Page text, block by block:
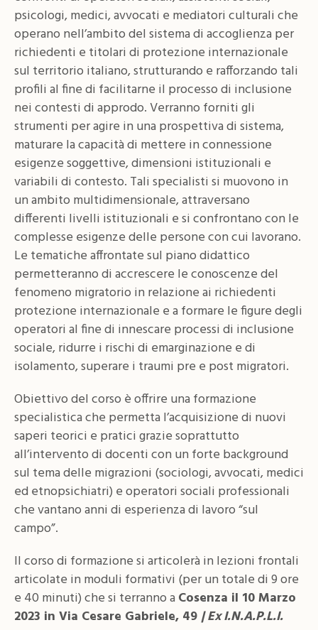
psicologi, medici, avvocati e mediatori culturali che
operano nell’ambito del sistema di accoglienza per
richiedenti e titolari di protezione internazionale
sul territorio italiano, strutturando e rafforzando tali
profili al fine di facilitarne il processo di inclusione
nei contesti di approdo. Verranno forniti gli
strumenti per agire in una prospettiva di sistema,
maturare la capacità di mettere in connessione
esigenze soggettive, dimensioni istituzionali e
variabili di contesto. Tali specialisti si muovono in
un ambito multidimensionale, attraversano
differenti livelli istituzionali e si confrontano con le
complesse esigenze delle persone con cui lavorano.
Le tematiche affrontate sul piano didattico
permetteranno di accrescere le conoscenze del
fenomeno migratorio in relazione ai richiedenti
protezione internazionale e a formare le figure degli
operatori al fine di innescare processi di inclusione
sociale, ridurre i rischi di emarginazione e di
isolamento, superare i traumi pre e post migratori.
Obiettivo del corso è offrire una formazione
specialistica che permetta l’acquisizione di nuovi
saperi teorici e pratici grazie soprattutto
all’intervento di docenti con un forte background
sul tema delle migrazioni (sociologi, avvocati, medici
ed etnopsichiatri) e operatori sociali professionali
che vantano anni di esperienza di lavoro “sul
campo”.
Il corso di formazione si articolerà in lezioni frontali
articolate in moduli formativi (per un totale di 9 ore
e 40 minuti) che si terranno aCosenza il 10 Marzo
2023 in Via Cesare Gabriele, 49| Ex I.N.A.P.L.I.